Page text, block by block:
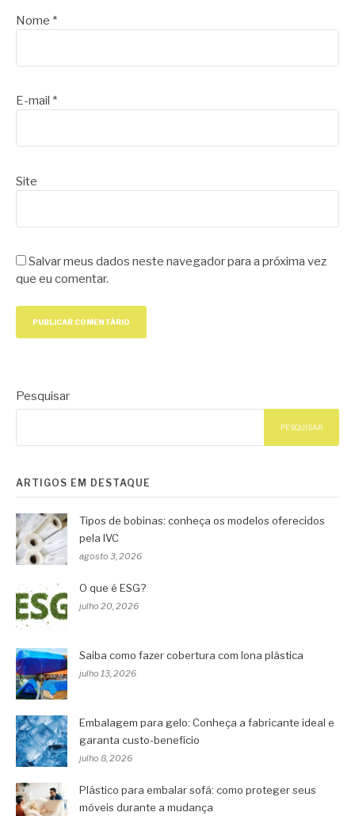
Nome *
E-mail *
Site
Salvar meus dados neste navegador para a próxima vez
que eu comentar.
Pesquisar
PESQUISAR
ARTIGOS EM DESTAQUE
Tipos de bobinas: conheça os modelos oferecidos
pela IVC
agosto 3, 2026
O que é ESG?
julho 20, 2026
Saiba como fazer cobertura com lona plástica
julho 13, 2026
Embalagem para gelo: Conheça a fabricante ideal e
garanta custo-benefício
julho 8, 2026
Plástico para embalar sofá: como proteger seus
móveis durante a mudança